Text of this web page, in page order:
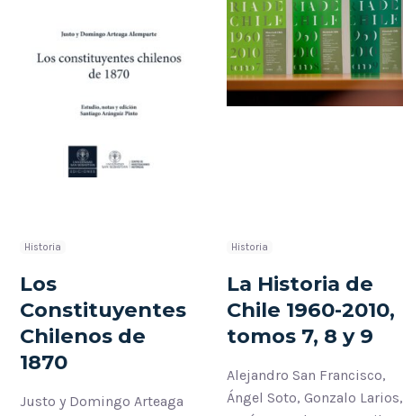
Historia
Los
Constituyentes
Chilenos de
1870
Justo y Domingo Arteaga
Historia
La Historia de
Chile 1960-2010,
tomos 7, 8 y 9
Alejandro San Francisco,
Ángel Soto, Gonzalo Larios,